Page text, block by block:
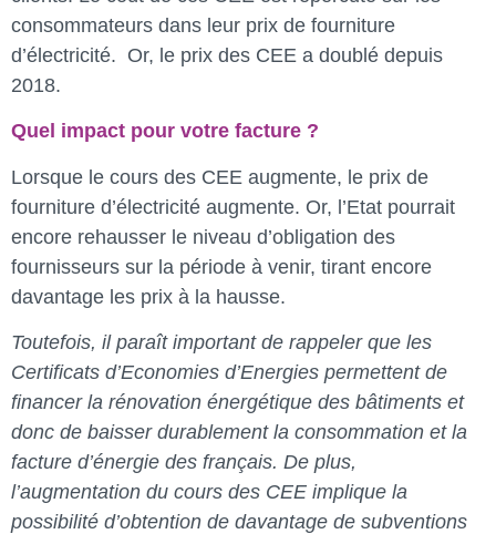
consommateurs dans leur prix de fourniture
d’électricité. Or, le prix des CEE a doublé depuis
2018.
Quel impact pour votre facture ?
Lorsque le cours des CEE augmente, le prix de
fourniture d’électricité augmente. Or, l’Etat pourrait
encore rehausser le niveau d’obligation des
fournisseurs sur la période à venir, tirant encore
davantage les prix à la hausse.
Toutefois, il paraît important de rappeler que les
Certificats d’Economies d’Energies permettent de
financer la rénovation énergétique des bâtiments et
donc de baisser durablement la consommation et la
facture d’énergie des français. De plus,
l’augmentation du cours des CEE implique la
possibilité d’obtention de davantage de subventions